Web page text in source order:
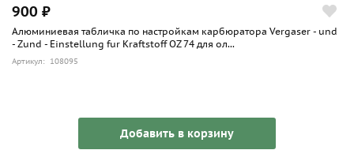
900 ₽
Алюминиевая табличка по настройкам карбюратора Vergaser - und
- Zund - Einstellung fur Kraftstoff OZ 74 для ол...
Артикул: 108095
Добавить в корзину